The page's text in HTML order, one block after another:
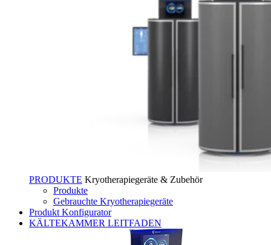
PRODUKTE Kryotherapiegeräte & Zubehör
Produkte
Gebrauchte Kryotherapiegeräte
Produkt Konfigurator
KÄLTEKAMMER LEITFADEN